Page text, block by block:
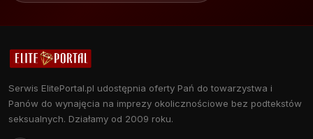
Serwis ElitePortal.pl udostępnia oferty Pań do towarzystwa i
Panów do wynajęcia na imprezy okolicznościowe bez podtekstów
seksualnych. Działamy od 2009 roku.